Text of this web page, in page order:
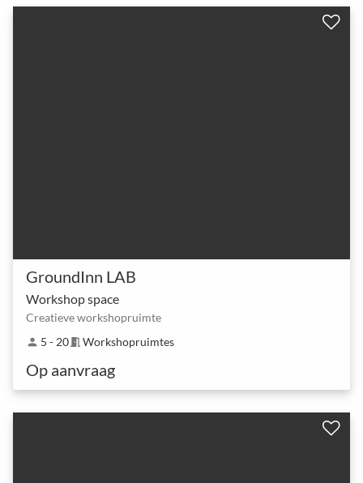
GroundInn LAB
Workshop space
Creatieve workshopruimte
person 5 - 20meeting_room Workshopruimtes
Op aanvraag